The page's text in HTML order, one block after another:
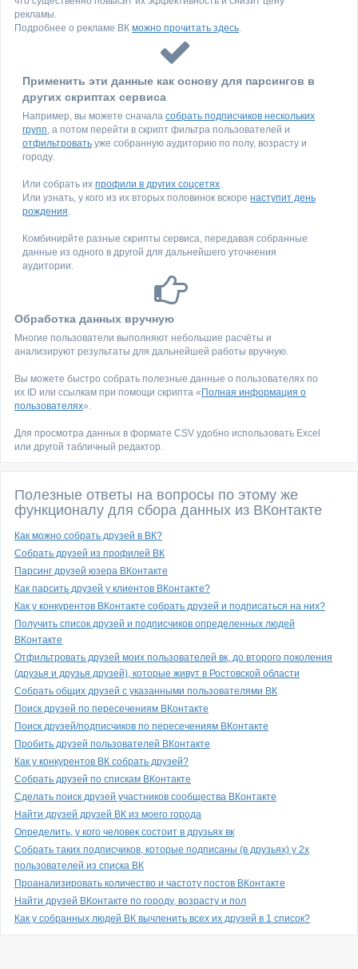
рекламы.
Подробнее о рекламе ВК можно прочитать здесь.
Применить эти данные как основу для парсингов в
других скриптах сервиса
Например, вы можете сначала собрать подписчиков нескольких
групп, а потом перейти в скрипт фильтра пользователей и
отфильтровать уже собранную аудиторию по полу, возрасту и
городу.
Или собрать их профили в других соцсетях.
Или узнать, у кого из их вторых половинок вскоре наступит день
рождения.
Комбинирйте разные скрипты сервиса, передавая собранные
данные из одного в другой для дальнейшего уточнения
аудитории.
Обработка данных вручную
Многие пользователи выполняют небольшие расчёты и
анализируют результаты для дальнейшей работы вручную.
Вы можете быстро собрать полезные данные о пользователях по
их ID или ссылкам при помощи скрипта « Полная информация о
пользователях».
Для просмотра данных в формате CSV удобно использовать Excel
или другой табличный редактор.
Полезные ответы на вопросы по этому же
функционалу для сбора данных из ВКонтакте
Как можно собрать друзей в ВК?
Собрать друзей из профилей ВК
Парсинг друзей юзера ВКонтакте
Как парсить друзей у клиентов ВКонтакте?
Как у конкурентов ВКонтакте собрать друзей и подписаться на них?
Получить список друзей и подписчиков определенных людей
ВКонтакте
Отфильтровать друзей моих пользователей вк, до второго поколения
(друзья и друзья друзей), которые живут в Ростовской области
Собрать общих друзей с указанными пользователями ВК
Поиск друзей по пересечениям ВКонтакте
Поиск друзей/подписчиков по пересечениям ВКонтакте
Пробить друзей пользователей ВКонтакте
Как у конкурентов ВК собрать друзей?
Собрать друзей по спискам ВКонтакте
Сделать поиск друзей участников сообщества ВКонтакте
Найти друзей друзей ВК из моего города
Определить, у кого человек состоит в друзьях вк
Собрать таких подписчиков, которые подписаны (в друзьях) у 2х
пользователей из списка ВК
Проанализировать количество и частоту постов ВКонтакте
Найти друзей ВКонтакте по городу, возрасту и пол
Как у собранных людей ВК вычленить всех их друзей в 1 список?